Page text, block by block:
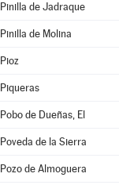
Pinilla de Jadraque
Pinilla de Molina
Pioz
Piqueras
Pobo de Dueñas, El
Poveda de la Sierra
Pozo de Almoguera